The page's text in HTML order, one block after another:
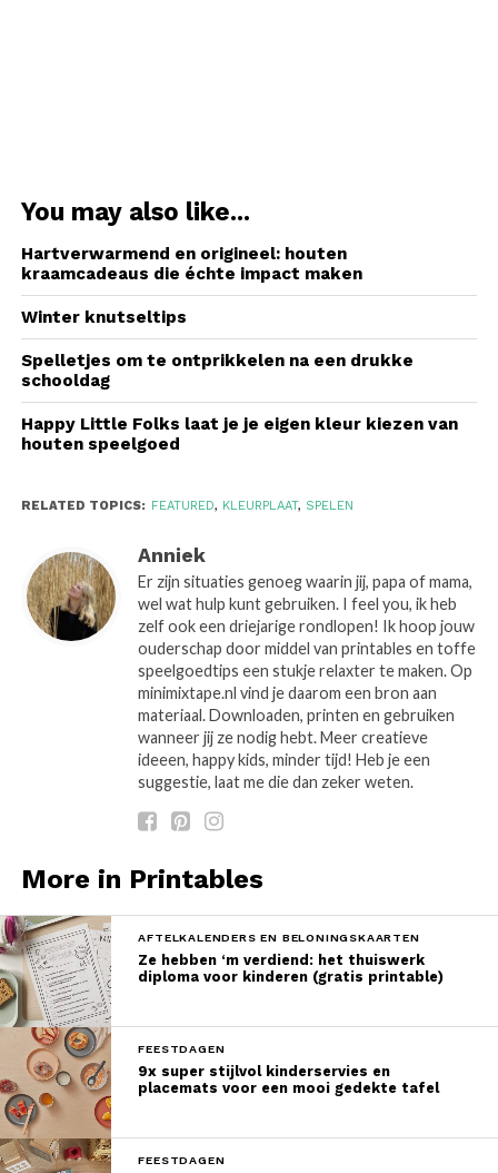
You may also like...
Hartverwarmend en origineel: houten
kraamcadeaus die échte impact maken
Winter knutseltips
Spelletjes om te ontprikkelen na een drukke
schooldag
Happy Little Folks laat je je eigen kleur kiezen van
houten speelgoed
RELATED TOPICS: FEATURED, KLEURPLAAT, SPELEN
Anniek
Er zijn situaties genoeg waarin jij, papa of mama,
wel wat hulp kunt gebruiken. I feel you, ik heb
zelf ook een driejarige rondlopen! Ik hoop jouw
ouderschap door middel van printables en toffe
speelgoedtips een stukje relaxter te maken. Op
minimixtape.nl vind je daarom een bron aan
materiaal. Downloaden, printen en gebruiken
wanneer jij ze nodig hebt. Meer creatieve
ideeen, happy kids, minder tijd! Heb je een
suggestie, laat me die dan zeker weten.
More in Printables
AFTELKALENDERS EN BELONINGSKAARTEN
Ze hebben ‘m verdiend: het thuiswerk
diploma voor kinderen (gratis printable)
FEESTDAGEN
9x super stijlvol kinderservies en
placemats voor een mooi gedekte tafel
FEESTDAGEN